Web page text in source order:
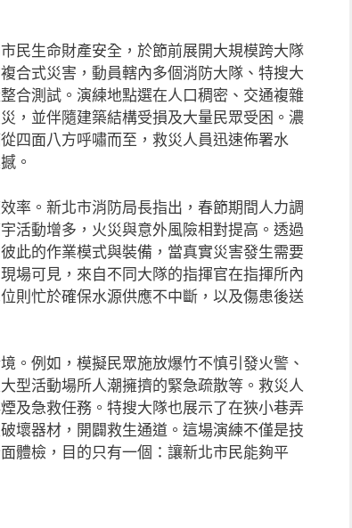
民生命財產安全，於節前展開大規模跨大隊
合式災害，動員轄內多個消防大隊、特搜大
合測試。演練地點選在人口稠密、交通複雜
，並伴隨建築結構受損及大量民眾受困。濃
四面八方呼嘯而至，救災人員迅速佈署水
。
率。新北市消防局長指出，春節期間人力調
活動增多，火災與意外風險相對提高。透過
此的作業模式與裝備，當真實災害發生需要
場可見，來自不同大隊的指揮官在指揮所內
則忙於確保水源供應不中斷，以及傷患後送
。例如，模擬民眾施放爆竹不慎引發火警、
型活動場所人潮擁擠的緊急疏散等。救災人
及急救任務。特搜大隊也展示了在狹小巷弄
壞器材，開闢救生通道。這場演練不僅是技
體檢，目的只有一個：讓新北市民能夠平